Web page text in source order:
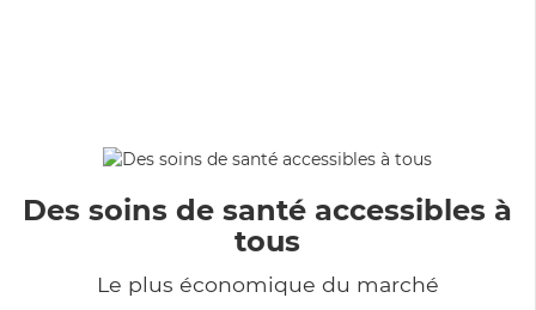
Des soins de santé accessibles à
tous
Le plus économique du marché